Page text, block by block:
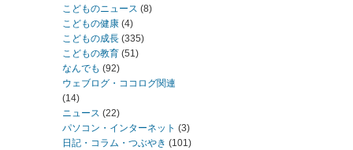
こどものニュース (8)
こどもの健康(4)
こどもの成長(335)
こどもの教育(51)
なんでも (92)
ウェブログ・ココログ関連
(14)
ニュース (22)
パソコン・インターネット (3)
日記・コラム・つぶやき (101)